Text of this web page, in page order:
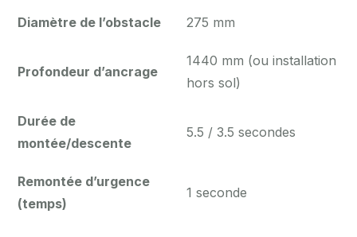
Diamètre de l’obstacle 275 mm
Profondeur d’ancrage
1440 mm (ou installation
hors sol)
Durée de
montée/descente
5.5 / 3.5 secondes
Remontée d’urgence
(temps)
1 seconde